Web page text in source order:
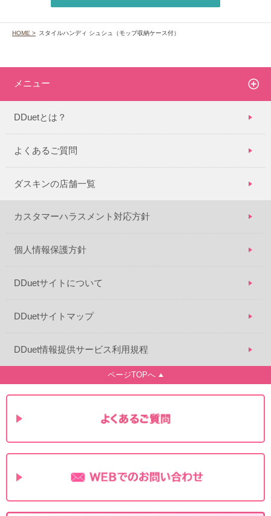
HOME > スタイルハンディ シュシュ（モップ収納ケース付）
メニュー
DDuetとは？
よくあるご質問
ダスキンの店舗一覧
カスタマーハラスメント対応方針
個人情報保護方針
DDuetサイトについて
DDuetサイトマップ
DDuet情報提供サービス利用規程
ページTOPへ